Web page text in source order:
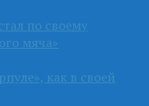
по своему
мяча»
как в своей